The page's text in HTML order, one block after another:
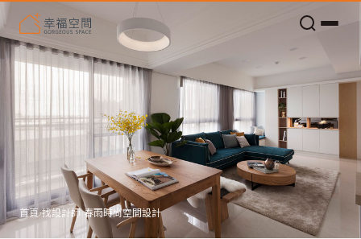
老屋預算分配與高 CP 值煥新術
首頁›找設計師›春雨時尚空間設計